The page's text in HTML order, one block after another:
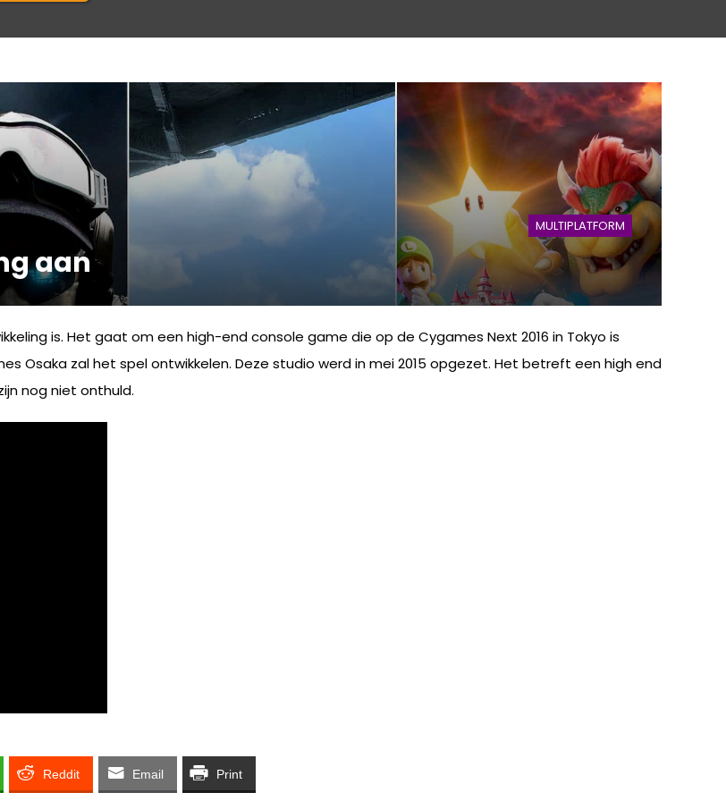
MULTIPLATFORM
aan
is. Het gaat om een high-end console game die op de Cygames Next 2016 in Tokyo is
Osaka zal het spel ontwikkelen. Deze studio werd in mei 2015 opgezet. Het betreft een high end
nog niet onthuld.
Reddit Email Print